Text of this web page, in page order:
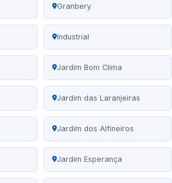
Granbery
Industrial
Jardim Bom Clima
Jardim das Laranjeiras
Jardim dos Alfineiros
Jardim Esperança